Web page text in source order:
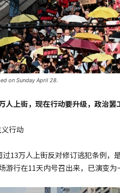
on Sunday April 28.
人上街，现在行动要升级，政治罢
行动
过13万人上街反对修订逃犯条例，
游行在11天内号召出来，已演变为